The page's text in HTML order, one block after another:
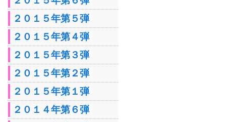
２０１５年第５弾
２０１５年第４弾
２０１５年第３弾
２０１５年第２弾
２０１５年第１弾
２０１４年第６弾